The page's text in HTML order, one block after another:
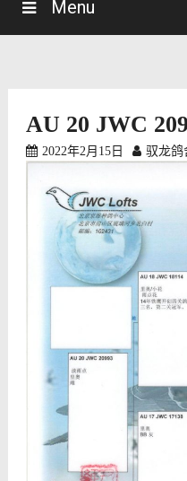
Menu
AU 20 JWC
2022年2月15日 驭龙鸽